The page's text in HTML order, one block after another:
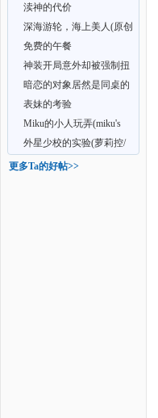
渎神的代价
深海游轮，海上美人(原创
文)
免费的午餐
神装开局意外却被强制扭
转xp的有操作老色批
暗恋的对象居然是同桌的
正太?!
表妹的考验
Miku的小人玩弄(miku's
house)
外星少校的实验(萝莉控/
地球破坏)
更多Ta的好帖>>